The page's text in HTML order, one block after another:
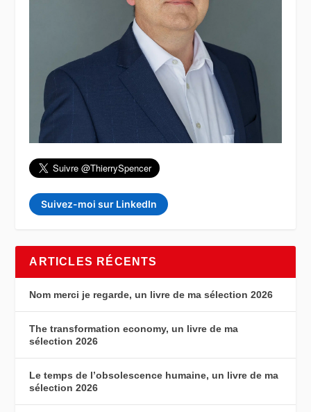
Suivez-moi sur LinkedIn
ARTICLES RÉCENTS
Nom merci je regarde, un livre de ma sélection 2026
The transformation economy, un livre de ma
sélection 2026
Le temps de l’obsolescence humaine, un livre de ma
sélection 2026